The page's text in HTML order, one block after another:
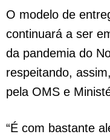
O modelo de
continuará a ser
da pandemia do
respeitando,
pela OMS e
“É com bastante